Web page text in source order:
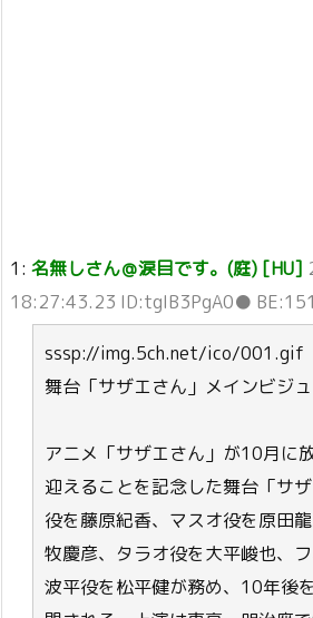
1: 名無しさん＠涙目です。(庭) [HU]
18:27:43.23 ID:tgIB3PgA0●
sssp://img.5ch.net/ico/001.gif
舞台「サザエさん」メインビジ
アニメ「サザエさん」が10月に
迎えることを記念した舞台「サ
役を藤原紀香、マスオ役を原田
牧慶彦、タラオ役を大平峻也、フ
波平役を松平健が務め、10年後